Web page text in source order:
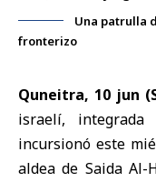
Una patrulla
fronterizo
Quneitra, 10 jun
israelí, integrada
incursionó este
aldea de Saida